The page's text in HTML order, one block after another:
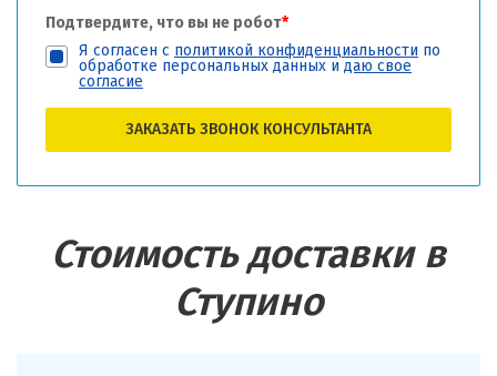
Подтвердите, что вы не робот*
Я согласен с политикой конфиденциальности по
обработке персональных данных и даю свое
согласие
ЗАКАЗАТЬ ЗВОНОК КОНСУЛЬТАНТА
Стоимость доставки в
Ступино